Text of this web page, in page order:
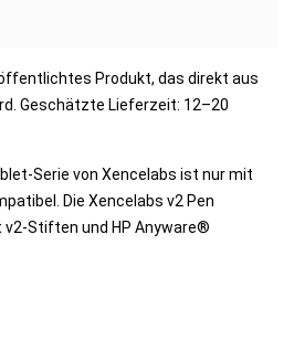
Produkt, das direkt aus
Geschätzte Lieferzeit: 12–20
Serie von Xencelabs ist nur mit
Die Xencelabs v2 Pen
Stiften und HP Anyware®